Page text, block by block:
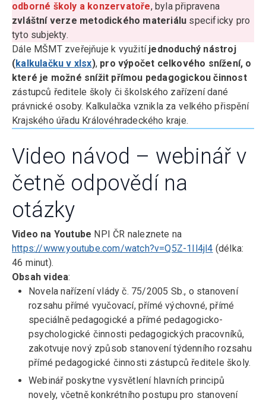
odborné školy a konzervatoře, byla připravena
zvláštní verze metodického materiálu specificky pro
tyto subjekty.
Dále MŠMT zveřejňuje k využití jednoduchý nástroj
(kalkulačku v xlsx), pro výpočet celkového snížení, o
které je možné snížit přímou pedagogickou činnost
zástupců ředitele školy či školského zařízení dané
právnické osoby. Kalkulačka vznikla za velkého přispění
Krajského úřadu Královéhradeckého kraje.
Video návod – webinář v
četně odpovědí na
otázky
Video na Youtube NPI ČR naleznete na
https://www.youtube.com/watch?v=Q5Z-1Il4jl4 (délka:
46 minut).
Obsah videa:
Novela nařízení vlády č. 75/2005 Sb., o stanovení
rozsahu přímé vyučovací, přímé výchovné, přímé
speciálně pedagogické a přímé pedagogicko-
psychologické činnosti pedagogických pracovníků,
zakotvuje nový způsob stanovení týdenního rozsahu
přímé pedagogické činnosti zástupců ředitele školy.
Webinář poskytne vysvětlení hlavních principů
novely, včetně konkrétního postupu pro stanovení